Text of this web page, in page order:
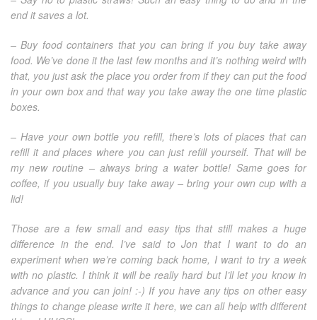
end it saves a lot.
– Buy food containers that you can bring if you buy take away
food. We’ve done it the last few months and it’s nothing weird with
that, you just ask the place you order from if they can put the food
in your own box and that way you take away the one time plastic
boxes.
– Have your own bottle you refill, there’s lots of places that can
refill it and places where you can just refill yourself. That will be
my new routine – always bring a water bottle! Same goes for
coffee, if you usually buy take away – bring your own cup with a
lid!
Those are a few small and easy tips that still makes a huge
difference in the end. I’ve said to Jon that I want to do an
experiment when we’re coming back home, I want to try a week
with no plastic. I think it will be really hard but I’ll let you know in
advance and you can join! :-) If you have any tips on other easy
things to change please write it here, we can all help with different